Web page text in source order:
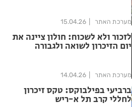
מערכת האתר 15.04.26
לזכור ולא לשכוח: חולון ציינה את
יום הזיכרון לשואה ולגבורה
מערכת האתר 14.04.26
ברביעי בפילבוקס: טקס זיכרון
לחללי קרב תל א-ריש